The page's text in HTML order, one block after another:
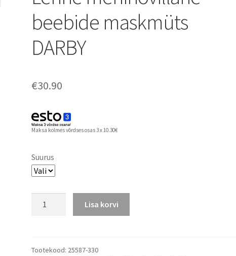
beebide maskmüts
DARBY
€30.90
Maksa kolmes võrdses osas 3 x 10.30€
Suurus
DARBY
Lisa korvi
Tootekood: 25587-330